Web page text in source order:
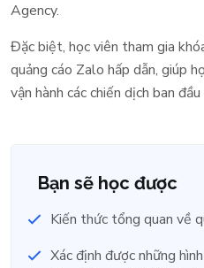
Agency.
Đặc biệt, học viên tham gia
quảng cáo Zalo hấp dẫn, giúp
vận hành các chiến dịch ban
Bạn sẽ học được
Kiến thức tổng quan về
Xác định được những